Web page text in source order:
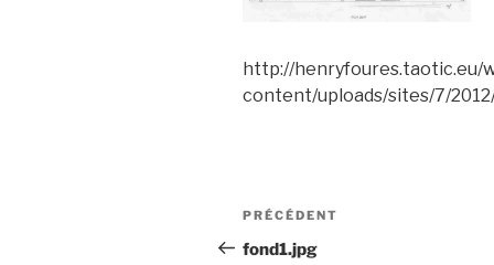
http://henryfoures.taotic.eu/
content/uploads/sites/7/
Navigation
de
Article
précédent
PRÉCÉDENT
fond1.jpg